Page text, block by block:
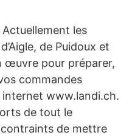
les
de Puidoux et
œuvre pour préparer,
commandes
internet www.landi.ch.
de tout le
de mettre